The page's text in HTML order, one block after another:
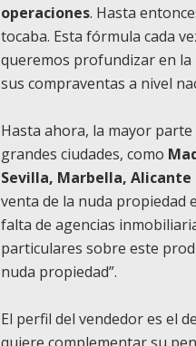
operaciones. Hasta
tocaba. Esta fórmula cada
queremos profundizar en la
sus compraventas a nivel
Hasta ahora, la mayor
grandes ciudades, como
Sevilla, Marbella, Alicante
venta de la nuda propiedad
falta de agencias
particulares sobre este
nuda propiedad”.
El perfil del vendedor es el de
quiere complementar su